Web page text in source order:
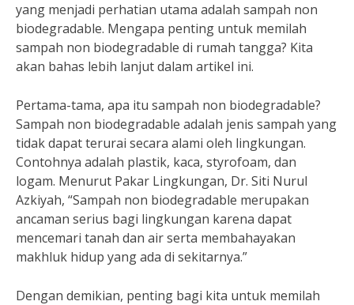
yang menjadi perhatian utama adalah sampah non
biodegradable. Mengapa penting untuk memilah
sampah non biodegradable di rumah tangga? Kita
akan bahas lebih lanjut dalam artikel ini.
Pertama-tama, apa itu sampah non biodegradable?
Sampah non biodegradable adalah jenis sampah yang
tidak dapat terurai secara alami oleh lingkungan.
Contohnya adalah plastik, kaca, styrofoam, dan
logam. Menurut Pakar Lingkungan, Dr. Siti Nurul
Azkiyah, “Sampah non biodegradable merupakan
ancaman serius bagi lingkungan karena dapat
mencemari tanah dan air serta membahayakan
makhluk hidup yang ada di sekitarnya.”
Dengan demikian, penting bagi kita untuk memilah